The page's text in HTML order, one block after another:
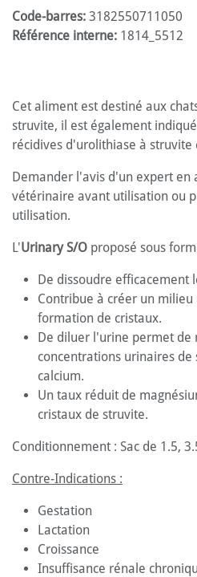
Code-barres: 3182550711050
Référence interne: 1814_5512
Cet aliment est destiné aux
struvite, il est également
récidives d'urolithiase à struvite
Demander l'avis d'un expert en
vétérinaire avant utilisation ou
utilisation.
L'Urinary S/O proposé sous
De dissoudre efficacement
Contribue à créer un
formation de cristaux.
De diluer l'urine permet
concentrations urinaires
calcium.
Un taux réduit de
cristaux de struvite.
Conditionnement : Sac de 1.5,
Contre-Indications :
Gestation
Lactation
Croissance
Insuffisance rénale